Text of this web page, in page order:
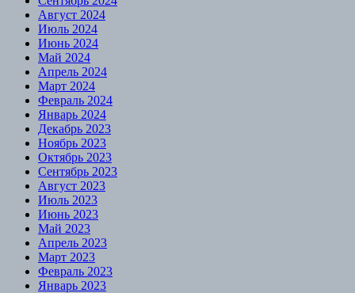
Август 2024
Июль 2024
Июнь 2024
Май 2024
Апрель 2024
Март 2024
Февраль 2024
Январь 2024
Декабрь 2023
Ноябрь 2023
Октябрь 2023
Сентябрь 2023
Август 2023
Июль 2023
Июнь 2023
Май 2023
Апрель 2023
Март 2023
Февраль 2023
Январь 2023